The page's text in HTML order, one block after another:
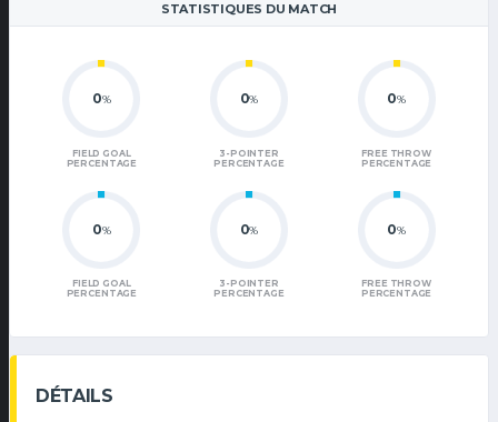
STATISTIQUES DU MATCH
0%
FIELD GOAL
PERCENTAGE
0%
3-POINTER
PERCENTAGE
0%
FREE THROW
PERCENTAGE
0%
FIELD GOAL
PERCENTAGE
0%
3-POINTER
PERCENTAGE
0%
FREE THROW
PERCENTAGE
DÉTAILS